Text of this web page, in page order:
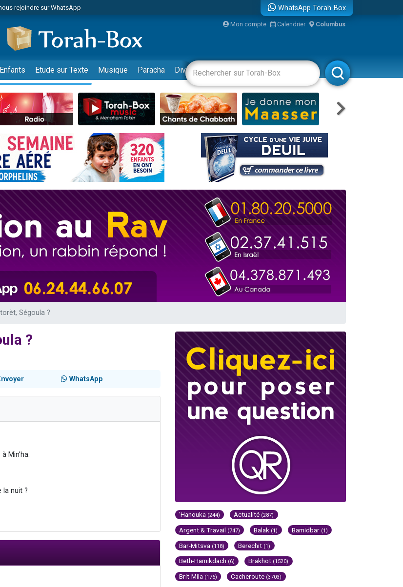
rejoindre sur WhatsApp
Maasser
de faire un don pour 5 jours de vacances aux Orphelins
de faire un don pour Diane, 80 ans, dans un appartement insalubre
une bénédiction
rejoindre sur WhatsApp
de faire un don pour Sauvez la jambe de Yohan
étudier en groupe sur Zoom
dans Torah-Box Music
rejoindre sur WhatsApp
rejoindre sur WhatsApp
rejoindre sur WhatsApp
Torah-Box Music
faire un don pour Tsédaka : pauvres d'Israel
de grandeur n°104 : Le Chabbath et le Birkat Hamazone à travers le temps
étudier en groupe sur Zoom
WhatsApp Torah-Box
Mon compte Calendrier Columbus
Enfants Etude sur Texte Musique Paracha Divertissements Livres Rabbanim
Ségoula ?
?
WhatsApp
Min'ha.
la nuit ?
'Hanouka (244) Actualité (287)
Argent & Travail (747) Balak (1) Bamidbar (1)
Bar-Mitsva (118) Berechit (1)
Beth-Hamikdach (6) Brakhot (1520)
Brit-Mila (176) Cacheroute (3703)